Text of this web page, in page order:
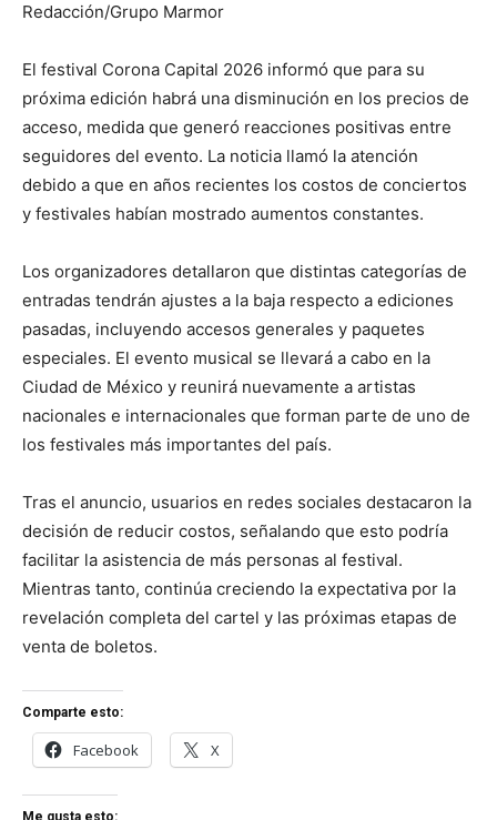
Redacción/Grupo Marmor
El festival Corona Capital 2026 informó que para su
próxima edición habrá una disminución en los precios de
acceso, medida que generó reacciones positivas entre
seguidores del evento. La noticia llamó la atención
debido a que en años recientes los costos de conciertos
y festivales habían mostrado aumentos constantes.
Los organizadores detallaron que distintas categorías de
entradas tendrán ajustes a la baja respecto a ediciones
pasadas, incluyendo accesos generales y paquetes
especiales. El evento musical se llevará a cabo en la
Ciudad de México y reunirá nuevamente a artistas
nacionales e internacionales que forman parte de uno de
los festivales más importantes del país.
Tras el anuncio, usuarios en redes sociales destacaron la
decisión de reducir costos, señalando que esto podría
facilitar la asistencia de más personas al festival.
Mientras tanto, continúa creciendo la expectativa por la
revelación completa del cartel y las próximas etapas de
venta de boletos.
Comparte esto:
Facebook X